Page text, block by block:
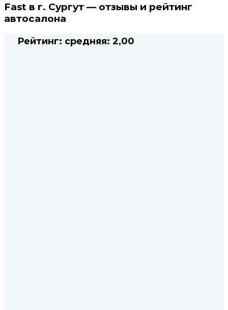
Fast в г. Сургут — отзывы и рейтинг
автосалона
Рейтинг: средняя: 2,00